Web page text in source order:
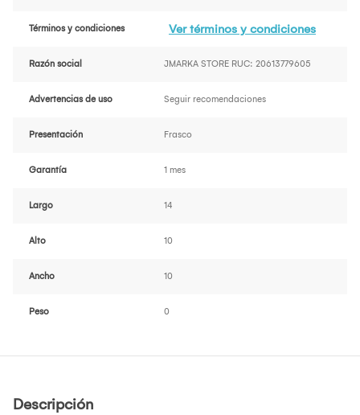
Términos y condiciones Ver términos y condiciones
Razón social JMARKA STORE RUC: 20613779605
Advertencias de uso Seguir recomendaciones
Presentación Frasco
Garantía 1 mes
Largo 14
Alto 10
Ancho 10
Peso 0
Descripción